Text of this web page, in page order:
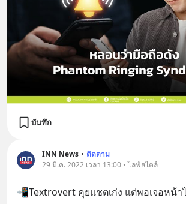
บันทึก
INN News • ติดตาม
29 มี.ค. 2022 เวลา 13:00 • ไลฟ์สไตล์
📲Textrovert คุยแชตเก่ง แต่พอเจอหน้า